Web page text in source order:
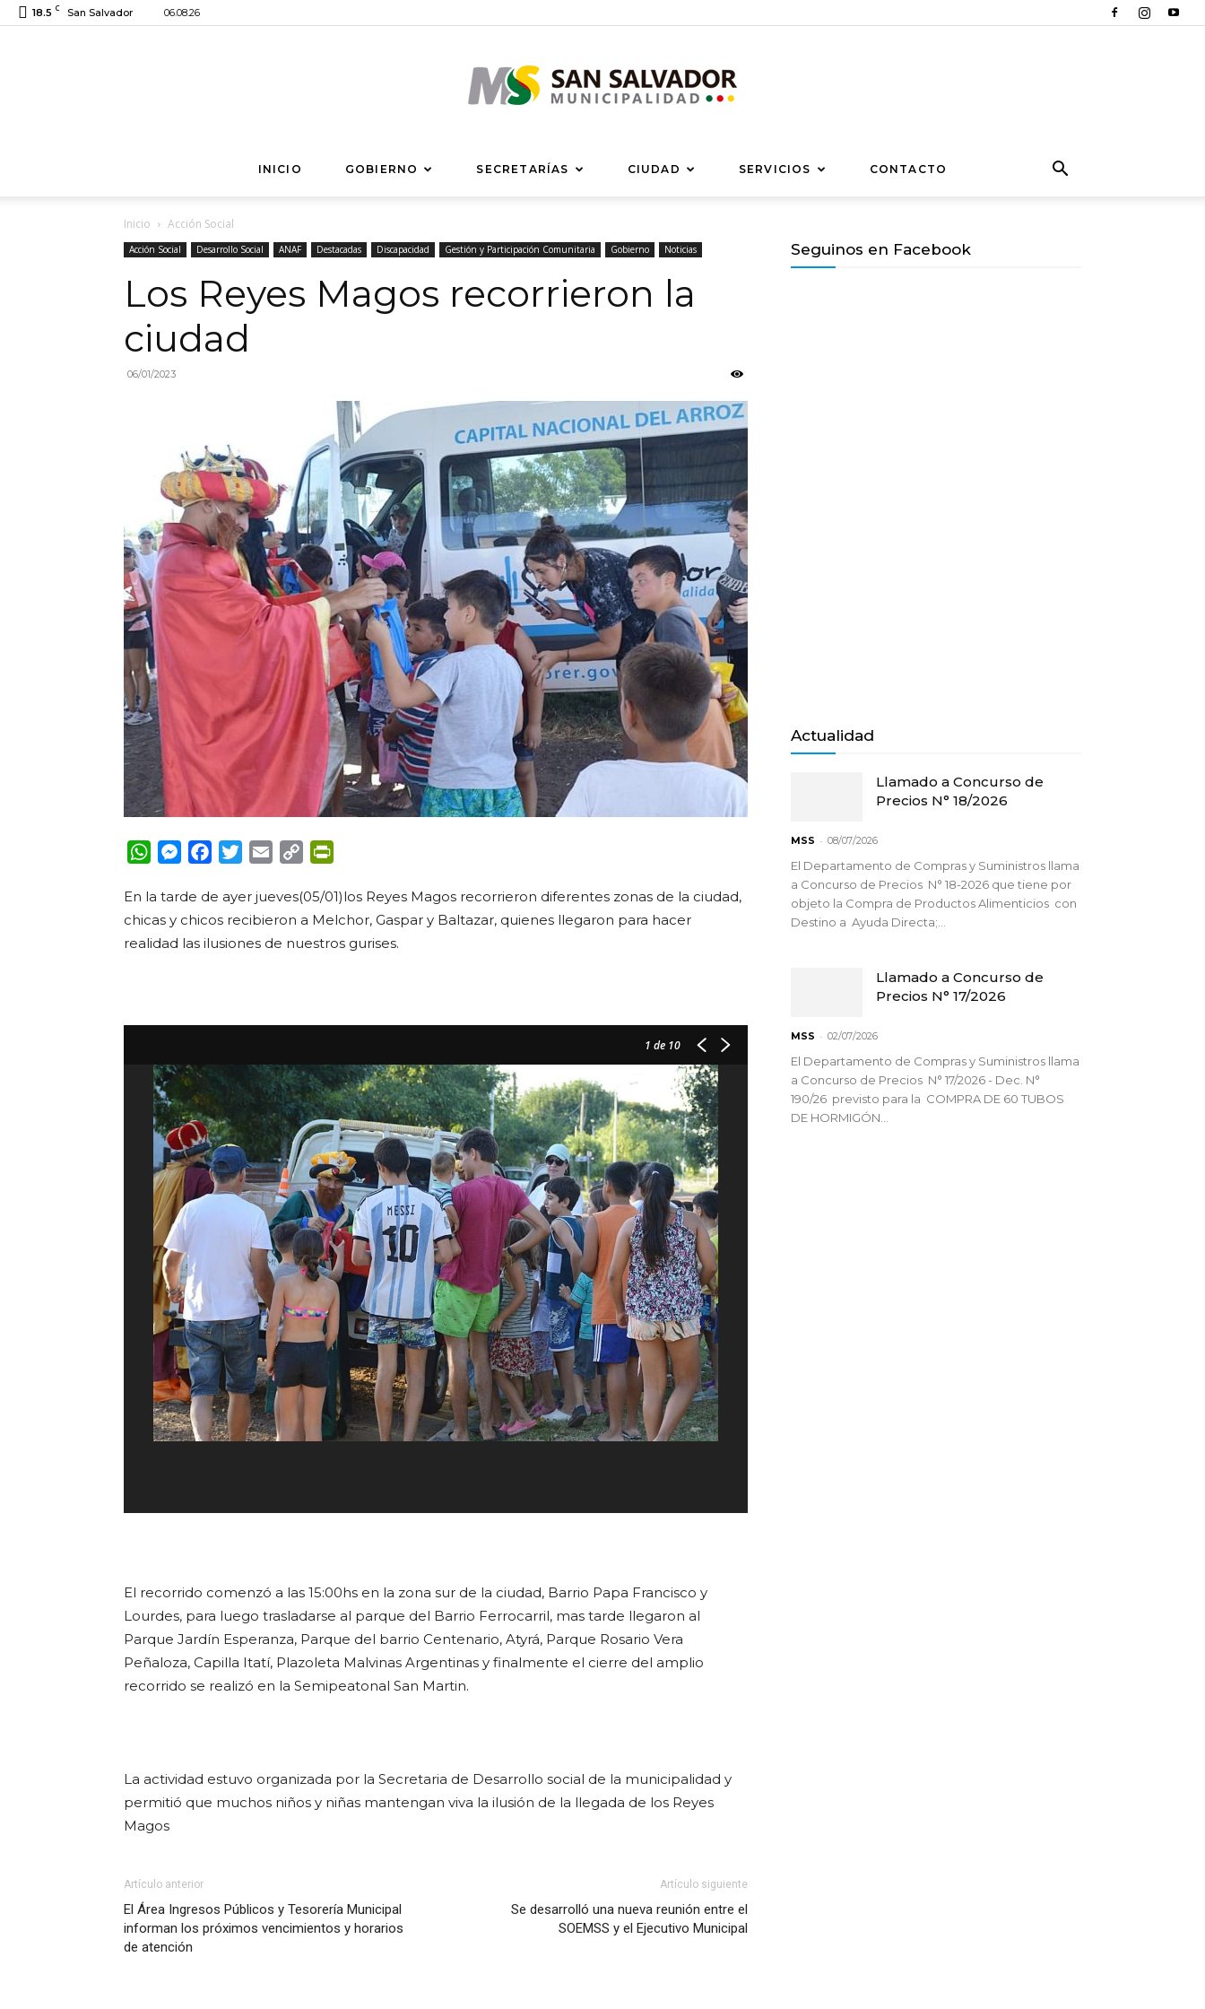
18.5 C San Salvador 06.08.26
Municipalidad
Salvador
INICIO GOBIERNO SECRETARÍAS CIUDAD SERVICIOS CONTACTO
Inicio Acción Social
Acción Social Desarrollo Social ANAF Destacadas Discapacidad Gestión y Participación Comunitaria Gobierno Noticias
Los Reyes Magos recorrieron la
ciudad
06/01/2023
WhatsApp
Messenger
FacebookTwitterEmail Copy
En la tarde de ayer jueves(05/01)los Reyes Magos recorrieron diferentes zonas de la ciudad,
chicas y chicos recibieron a Melchor, Gaspar y Baltazar, quienes llegaron para hacer
realidad las ilusiones de nuestros gurises.
1 de 10
El recorrido comenzó a las 15:00hs en la zona sur de la ciudad, Barrio Papa Francisco y
Lourdes, para luego trasladarse al parque del Barrio Ferrocarril, mas tarde llegaron al
Parque Jardín Esperanza, Parque del barrio Centenario, Atyrá, Parque Rosario Vera
Peñaloza, Capilla Itatí, Plazoleta Malvinas Argentinas y finalmente el cierre del amplio
recorrido se realizó en la Semipeatonal San Martin.
La actividad estuvo organizada por la Secretaria de Desarrollo social de la municipalidad y
permitió que muchos niños y niñas mantengan viva la ilusión de la llegada de los Reyes
Magos
Artículo anterior
El Área Ingresos Públicos y Tesorería Municipal
informan los próximos vencimientos y horarios
de atención
Artículo siguiente
Se desarrolló una nueva reunión entre el
SOEMSS y el Ejecutivo Municipal
Seguinos en Facebook
Actualidad
Llamado a Concurso de
Precios N° 18/2026
MSS - 08/07/2026
El Departamento de Compras y Suministros llama
a Concurso de Precios N° 18-2026 que tiene por
objeto la Compra de Productos Alimenticios con
Destino a Ayuda Directa;...
Llamado a Concurso de
Precios N° 17/2026
MSS - 02/07/2026
El Departamento de Compras y Suministros llama
a Concurso de Precios N° 17/2026 - Dec. N°
190/26 previsto para la COMPRA DE 60 TUBOS
DE HORMIGÓN...